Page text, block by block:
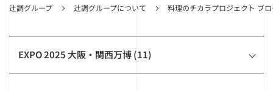
辻調グループ 辻調グループについて 料理のチカラプロジェクト ブ
EXPO 2025 大阪・関西万博 (11)